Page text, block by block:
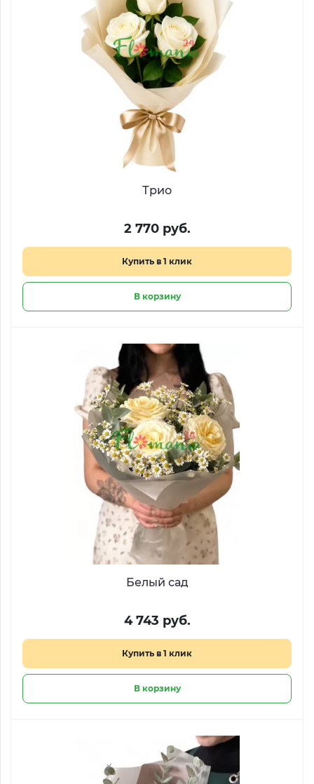
Трио
2 770 руб.
Купить в 1 клик
В корзину
Белый сад
4 743 руб.
Купить в 1 клик
В корзину